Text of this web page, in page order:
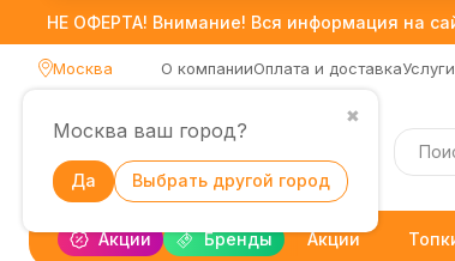
НЕ ОФЕРТА! Внимание! Вся информация на
Москва
✖
Москва ваш город?
Да Выбрать другой город
О компанииОплата и доставкаУслуги
Акции Бренды Акции